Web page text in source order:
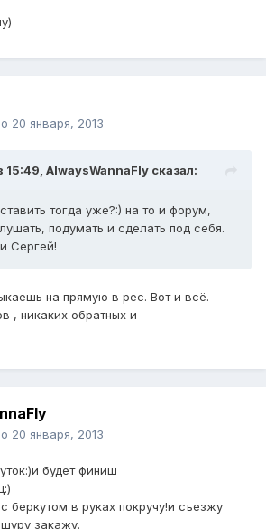
20 января, 2013
15:49, AlwaysWannaFly сказал:
тогда уже?:) на то и форум,
подумать и сделать под себя.
Сергей!
на прямую в рес. Вот и всё.
, никаких обратных и
20 января, 2013
будет финиш
беркутом в руках покручу!и съезжу
закажу.